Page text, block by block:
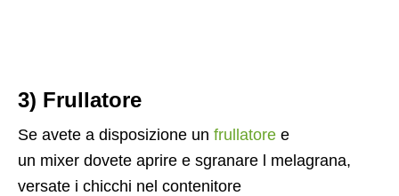
3) Frullatore
Se avete a disposizione un frullatore e
un mixer dovete aprire e sgranare l melagrana,
versate i chicchi nel contenitore